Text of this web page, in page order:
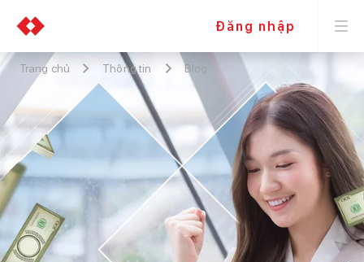
Đăng nhập
Trang chủ Thông tin Blog